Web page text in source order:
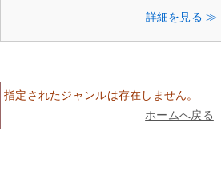
詳細を見る ≫
指定されたジャンルは存在しません。
ホームへ戻る